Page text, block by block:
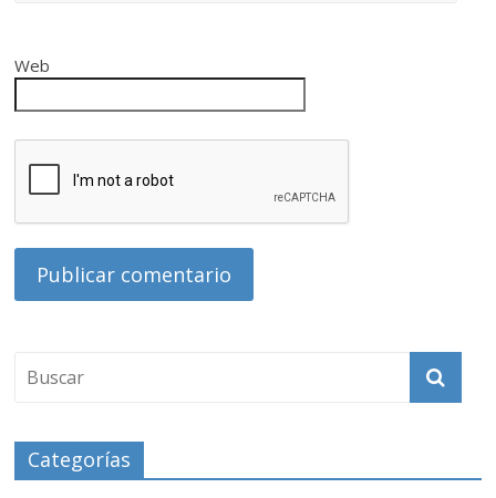
Web
Categorías